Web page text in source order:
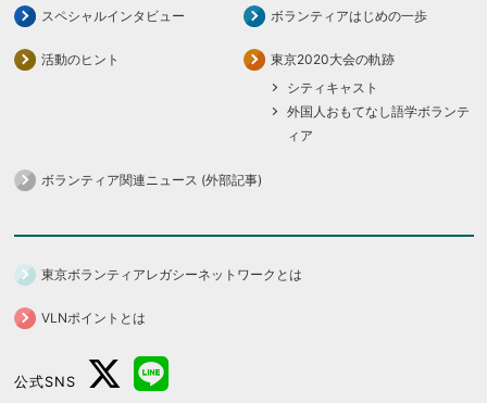
スペシャルインタビュー ボランティアはじめの一歩
活動のヒント
東京2020大会の軌跡
シティキャスト
外国人おもてなし語学ボランテ
ィア
ボランティア関連ニュース (外部記事)
東京ボランティアレガシーネットワークとは
VLNポイントとは
公式SNS